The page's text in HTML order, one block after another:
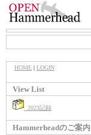
HOME| LOGIN
View List
2023記録
Hammerheadのご案内